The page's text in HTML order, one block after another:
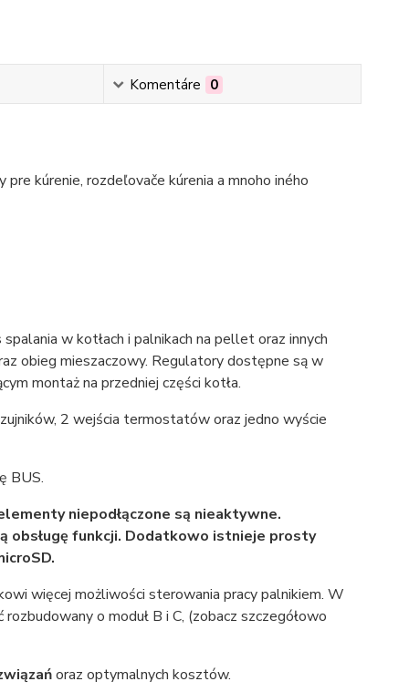
Komentáre 0
kúrenie, rozdeľovače kúrenia a mnoho iného
w kotłach i palnikach na pellet oraz innych
obieg mieszaczowy. Regulatory dostępne są w
montaż na przedniej części kotła.
2 wejścia termostatów oraz jedno wyście
BUS.
niepodłączone są nieaktywne.
funkcji. Dodatkowo istnieje prosty
więcej możliwości sterowania pracy palnikiem. W
o moduł B i C, (zobacz szczegółowo
oraz optymalnych kosztów.